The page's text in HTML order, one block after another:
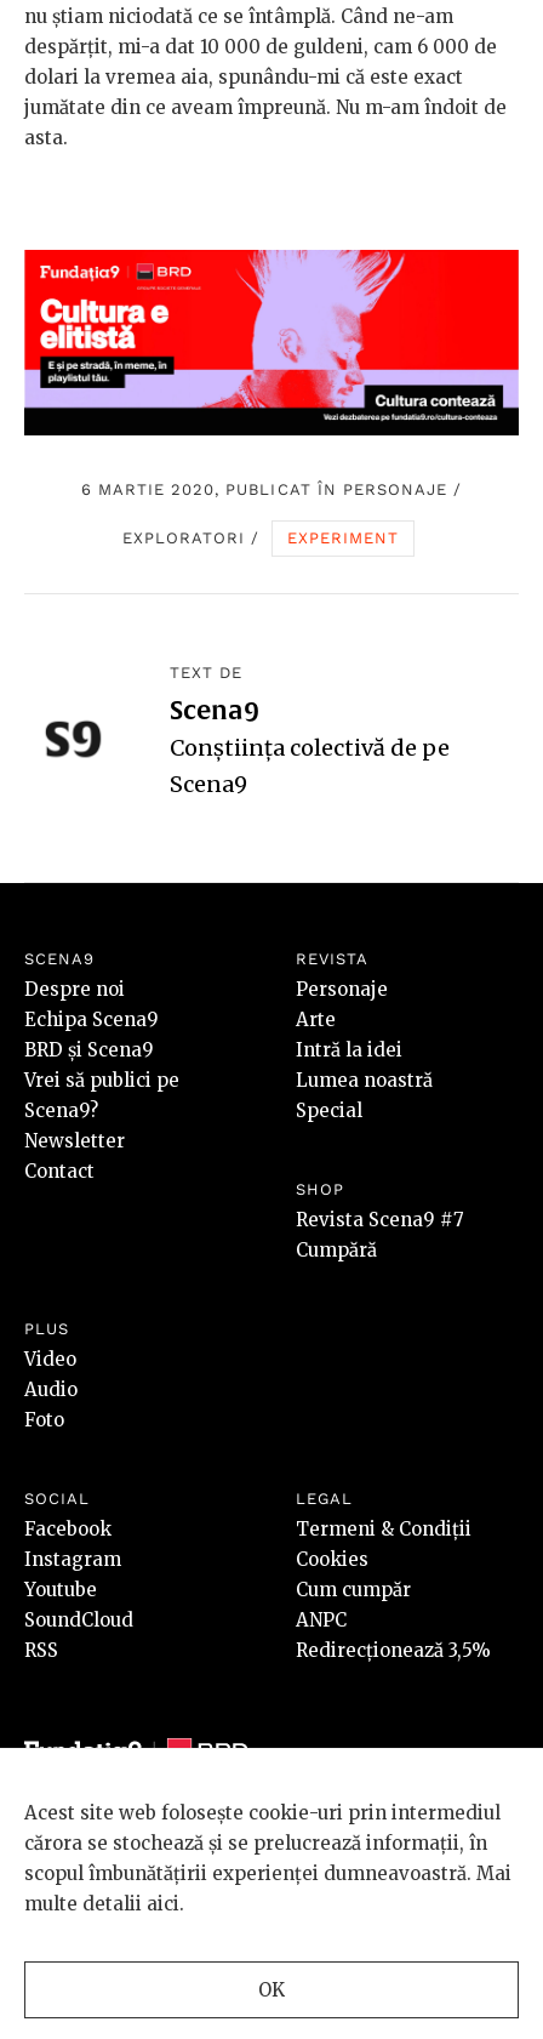
nu știam niciodată ce se întâmplă. Când ne-am
despărțit, mi-a dat 10 000 de guldeni, cam 6 000 de
dolari la vremea aia, spunându-mi că este exact
jumătate din ce aveam împreună. Nu m-am îndoit de
asta.
6 MARTIE 2020, PUBLICAT ÎN PERSONAJE /
EXPLORATORI / EXPERIMENT
TEXT DE
Scena9
Conștiința colectivă de pe
Scena9
SCENA9
Despre noi
Echipa Scena9
BRD și Scena9
Vrei să publici pe
Scena9?
Newsletter
Contact
REVISTA
Personaje
Arte
Intră la idei
Lumea noastră
Special
SHOP
Revista Scena9 #7
Cumpără
PLUS
Video
Audio
Foto
SOCIAL
Facebook
Instagram
Youtube
SoundCloud
RSS
LEGAL
Termeni & Condiții
Cookies
Cum cumpăr
ANPC
Redirecționează 3,5%
© 2026 BRD Groupe Société Générale, toate drepturile rezervate.
Scena 9 este un proiect sustinut de
BRD GROUPE SOCIÉTÉ
GÉNÉRALE
Acest site web folosește cookie-uri prin intermediul
cărora se stochează și se prelucrează informații, în
scopul îmbunătățirii experienței dumneavoastră. Mai
multe detalii aici.
OK